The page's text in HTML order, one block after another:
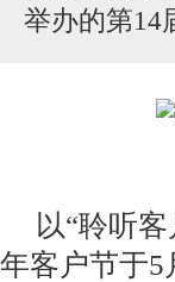
举办的第14
以“聆听
年客户节于5